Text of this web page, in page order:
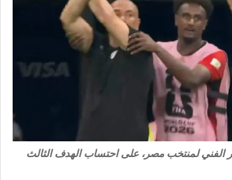
لمنتخب مصر، على احتساب الهدف الثالث